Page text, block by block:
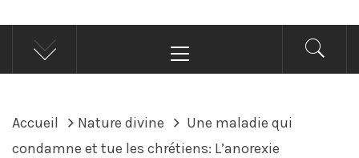
principal
Accueil Nature divine
Une maladie qui
condamne et tue les chrétiens: L’anorexie